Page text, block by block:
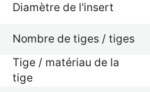
Diamètre de l'insert
Nombre de tiges / tiges
Tige / matériau de la
tige